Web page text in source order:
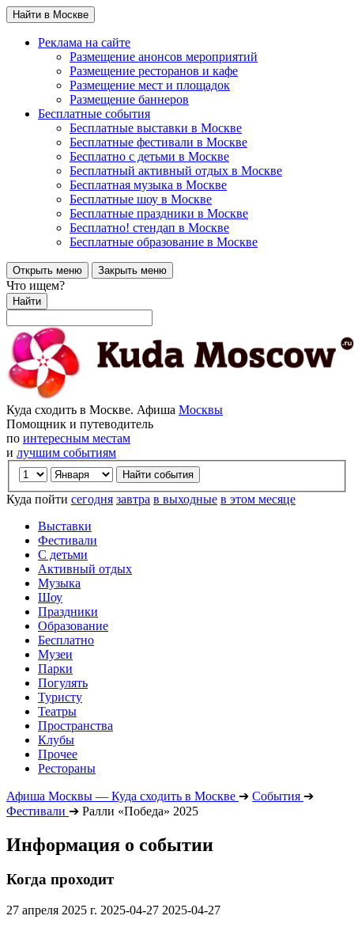
Найти в Москве
Реклама на сайте
Размещение анонсов мероприятий
Размещение ресторанов и кафе
Размещение мест и площадок
Размещение баннеров
Бесплатные события
Бесплатные выставки в Москве
Бесплатные фестивали в Москве
Бесплатно с детьми в Москве
Бесплатный активный отдых в Москве
Бесплатная музыка в Москве
Бесплатные шоу в Москве
Бесплатные праздники в Москве
Бесплатно! стендап в Москве
Бесплатные образование в Москве
Открыть меню Закрыть меню
Что ищем?
Найти
Куда сходить в Москве. Афиша Москвы
Помощник и путеводитель
по интересным местам
и лучшим событиям
Куда пойти сегодня завтра в выходные в этом месяце
Выставки
Фестивали
С детьми
Активный отдых
Музыка
Шоу
Праздники
Образование
Бесплатно
Музеи
Парки
Погулять
Туристу
Театры
Пространства
Клубы
Прочее
Рестораны
Афиша Москвы — Куда сходить в Москве ➔ События ➔
Фестивали ➔ Ралли «Победа» 2025
Информация о событии
Когда проходит
27 апреля 2025 г. 2025-04-27 2025-04-27